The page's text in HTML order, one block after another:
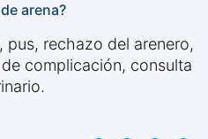
arena?
pus, rechazo del arenero,
complicación, consulta